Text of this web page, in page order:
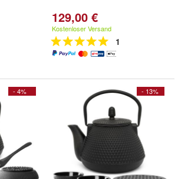
129,00 €
Kostenloser Versand
1
- 4% - 13%